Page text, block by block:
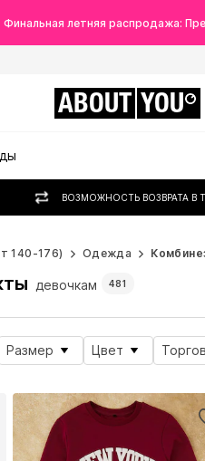
Финальная летняя распродажа:
ABOUT YOU
ВОЗМОЖНОСТЬ ВОЗВРАТА В
140-176) Одежда
девочкам 481
Размер Цвет